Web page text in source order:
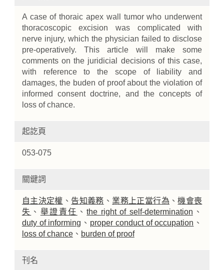
A case of thoraic apex wall tumor who underwent
thoracoscopic excision was complicated with
nerve injury, which the physician failed to disclose
pre-operatively. This article will make some
comments on the juridicial decisions of this case,
with reference to the scope of liability and
damages, the buden of proof about the violation of
informed consent doctrine, and the concepts of
loss of chance.
起訖頁
053-075
關鍵詞
自主決定權 、 告知義務 、 業務上正當行為 、機會喪
失 、 舉證責任 、the right of self-determination 、
duty of informing 、 proper conduct of occupation 、
loss of chance、 burden of proof
刊名